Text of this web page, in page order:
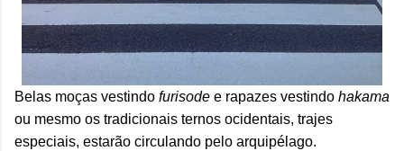
Belas moças vestindo furisode e rapazes vestindo hakama
ou mesmo os tradicionais ternos ocidentais, trajes
especiais, estarão circulando pelo arquipélago.